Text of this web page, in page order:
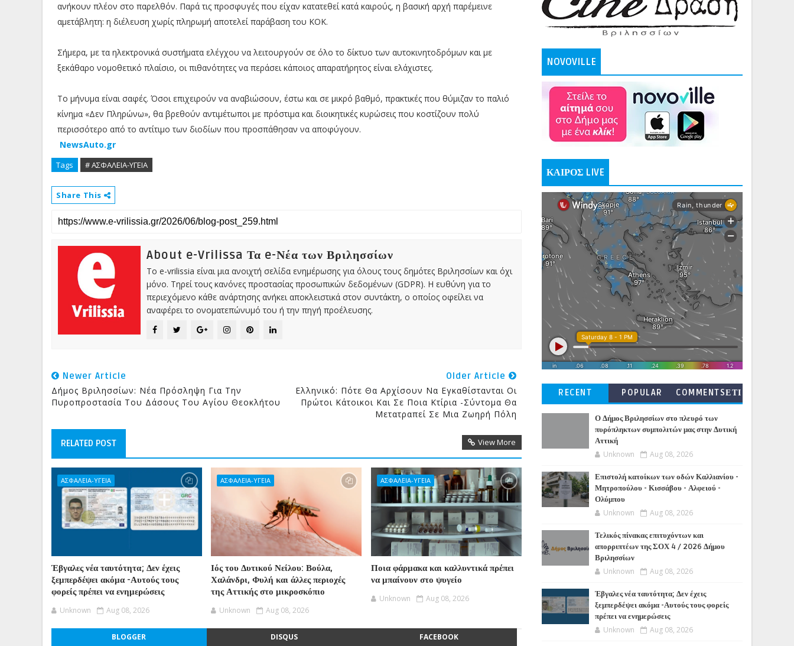
ανήκουν πλέον στο παρελθόν. Παρά τις προσφυγές που είχαν κατατεθεί κατά καιρούς, η βασική αρχή παρέμεινε
αμετάβλητη: η διέλευση χωρίς πληρωμή αποτελεί παράβαση του ΚΟΚ.
Σήμερα, με τα ηλεκτρονικά συστήματα ελέγχου να λειτουργούν σε όλο το δίκτυο των αυτοκινητοδρόμων και με
ξεκάθαρο νομοθετικό πλαίσιο, οι πιθανότητες να περάσει κάποιος απαρατήρητος είναι ελάχιστες.
Το μήνυμα είναι σαφές. Όσοι επιχειρούν να αναβιώσουν, έστω και σε μικρό βαθμό, πρακτικές που θύμιζαν το παλιό
κίνημα «Δεν Πληρώνω», θα βρεθούν αντιμέτωποι με πρόστιμα και διοικητικές κυρώσεις που κοστίζουν πολύ
περισσότερο από το αντίτιμο των διοδίων που προσπάθησαν να αποφύγουν.
NewsAuto.gr
Tags # ΑΣΦΑΛΕΙΑ-ΥΓΕΙΑ
Share This
About e-Vrilissa Τα e-Νέα των Βριλησσίων
Το e-vrilissia είναι μια ανοιχτή σελίδα ενημέρωσης για όλους τους δημότες Βριλησσίων και όχι
μόνο. Τηρεί τους κανόνες προστασίας προσωπικών δεδομένων (GDPR). Η ευθύνη για το
περιεχόμενο κάθε ανάρτησης ανήκει αποκλειστικά στον συντάκτη, ο οποίος οφείλει να
αναφέρει το ονοματεπώνυμό του ή την πηγή προέλευσης.
Newer Article
Δήμος Βριλησσίων: Νέα Πρόσληψη Για Την
Πυροπροστασία Του Δάσους Του Αγίου Θεοκλήτου
Older Article
Ελληνικό: Πότε Θα Αρχίσουν Να Εγκαθίστανται Οι
Πρώτοι Κάτοικοι Και Σε Ποια Κτίρια -Σύντομα Θα
Μετατραπεί Σε Μια Ζωηρή Πόλη
RELATED POST View More
ΑΣΦΑΛΕΙΑ-ΥΓΕΙΑ
Έβγαλες νέα ταυτότητα; Δεν έχεις
ξεμπερδέψει ακόμα -Αυτούς τους
φορείς πρέπει να ενημερώσεις
Unknown Aug 08, 2026
ΑΣΦΑΛΕΙΑ-ΥΓΕΙΑ
Ιός του Δυτικού Νείλου: Βούλα,
Χαλάνδρι, Φυλή και άλλες περιοχές
της Αττικής στο μικροσκόπιο
Unknown Aug 08, 2026
ΑΣΦΑΛΕΙΑ-ΥΓΕΙΑ
Ποια φάρμακα και καλλυντικά πρέπει
να μπαίνουν στο ψυγείο
Unknown Aug 08, 2026
BLOGGER DISQUS FACEBOOK
NOVOVILLE
ΚΑΙΡΟΣ LIVE
RECENT POPULAR
COMMENTSΕΤΙ
Ο Δήμος Βριλησσίων στο πλευρό των
πυρόπληκτων συμπολιτών μας στην Δυτική
Αττική
Unknown Aug 08, 2026
Επιστολή κατοίκων των οδών Καλλιανίου -
Μητροπούλου - Κισσάβου - Αλφειού -
Ολύμπου
Unknown Aug 08, 2026
Τελικός πίνακας επιτυχόντων και
απορριπτέων της ΣΟΧ 4 / 2026 Δήμου
Βριλησσίων
Unknown Aug 08, 2026
Έβγαλες νέα ταυτότητα; Δεν έχεις
ξεμπερδέψει ακόμα -Αυτούς τους φορείς
πρέπει να ενημερώσεις
Unknown Aug 08, 2026